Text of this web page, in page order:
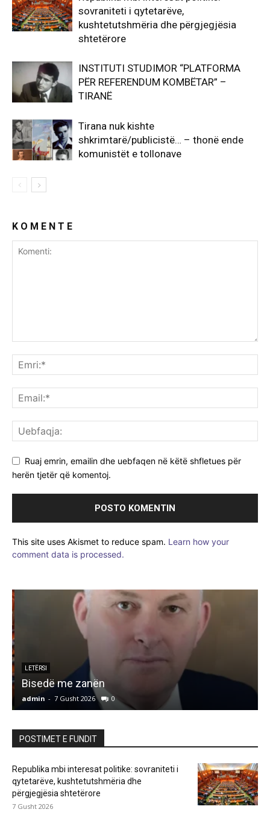
sovraniteti i qytetarëve,
kushtetutshmëria dhe përgjegjësia
shtetërore
INSTITUTI STUDIMOR “PLATFORMA
PËR REFERENDUM KOMBËTAR” –
TIRANË
Tirana nuk kishte
shkrimtarë/publicistë… – thonë ende
komunistët e tollonave
K O M E N T E
Ruaj emrin, emailin dhe uebfaqen në këtë shfletues për
herën tjetër që komentoj.
This site uses Akismet to reduce spam. Learn how your
comment data is processed.
LETËRSI
Bisedë me zanën
admin 7 Gusht 2026 0
POSTIMET E FUNDIT
Republika mbi interesat politike: sovraniteti i
qytetarëve, kushtetutshmëria dhe
përgjegjësia shtetërore
7 Gusht 2026